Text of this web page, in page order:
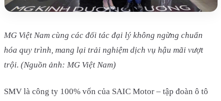
MG Việt Nam cùng các đối tác đại lý không ngừng chuẩn
hóa quy trình, mang lại trải nghiệm dịch vụ hậu mãi vượt
trội. (Nguồn ảnh: MG Việt Nam)
SMV là công ty 100% vốn của SAIC Motor – tập đoàn ô tô